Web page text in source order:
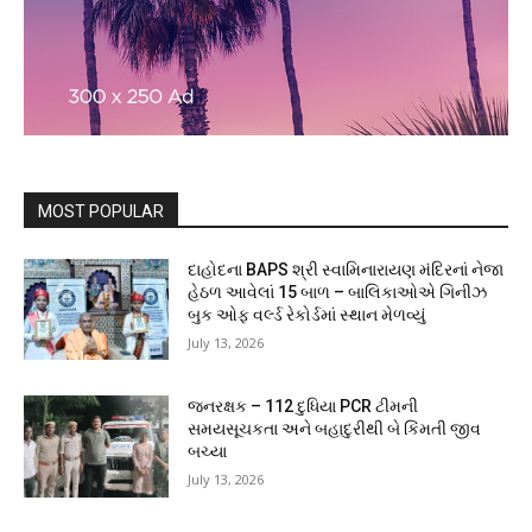
MOST POPULAR
દાહોદના BAPS શ્રી સ્વામિનારાયણ મંદિરનાં નેજા
હેઠળ આવેલાં 15 બાળ – બાલિકાઓએ ગિનીઝ
બુક ઓફ વર્લ્ડ રેકોર્ડમાં સ્થાન મેળવ્યું
July 13, 2026
જનરક્ષક – 112 દુધિયા PCR ટીમની
સમયસૂચકતા અને બહાદુરીથી બે કિંમતી જીવ
બચ્યા
July 13, 2026